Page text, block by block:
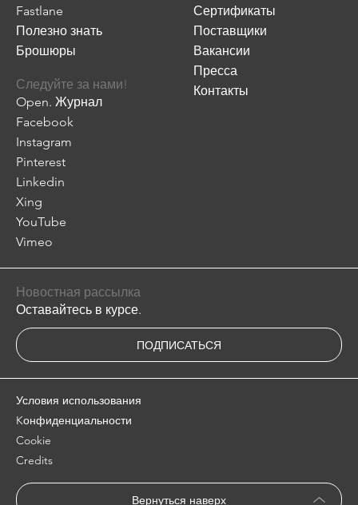
Fastlane
Полезно знать
Брошюры
Сертификаты
Поставщики
Вакансии
Пресса
Контакты
Следуйте за нами!
Open. Журнал
Facebook
Instagram
Pinterest
Linkedin
Xing
YouTube
Vimeo
Новостная рассылка
Оставайтесь в курсе.
ПОДПИСАТЬСЯ
Вернуться наверх
Условия использования
Kонфиденциальности
Cookie
Credits